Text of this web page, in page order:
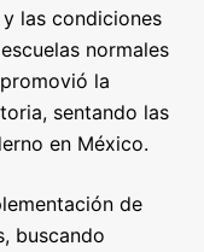
las condiciones
normales
la
sentando las
en México.
de
buscando